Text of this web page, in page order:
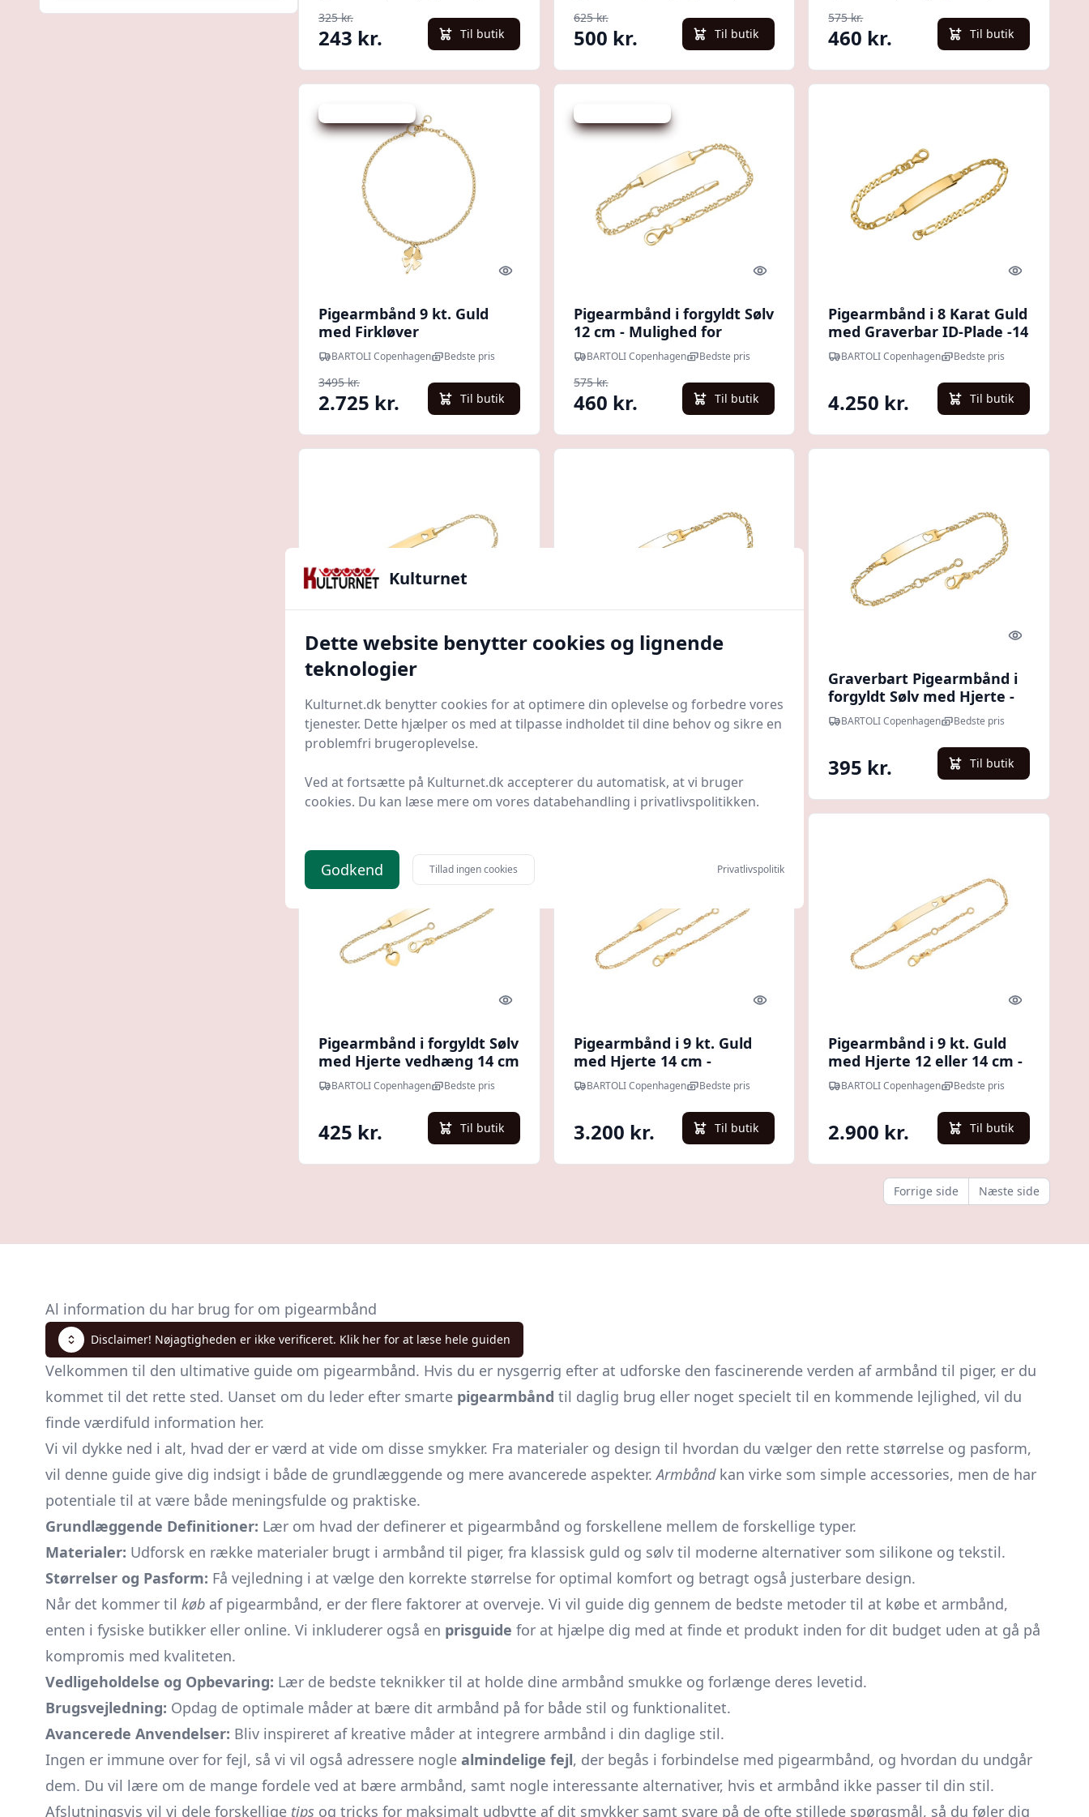
325 kr.
243 kr. Til butik
625 kr.
500 kr. Til butik
575 kr.
460 kr. Til butik
Quick look
Pigearmbånd 9 kt. Guld
med Firkløver
BARTOLI Copenhagen Bedste pris
3495 kr.
2.725 kr. Til butik
Quick look
Pigearmbånd i forgyldt Sølv
12 cm - Mulighed for
gravering
BARTOLI Copenhagen Bedste pris
575 kr.
460 kr. Til butik
Quick look
Pigearmbånd i 8 Karat Guld
med Graverbar ID-Plade -14
cmBARTOLI Copenhagen Bedste pris
4.250 kr. Til butik
Quick look
Pigearmbånd i forgyldt Sølv
med åbent Hjerte 12 cm -
Mulighed for gravering
BARTOLI Copenhagen Bedste pris
med Hjertet - 12 cm
BARTOLI Copenhagen Bedste pris
Quick look
Graverbart Pigearmbånd i
forgyldt Sølv med Hjerte -
12 eller 14 cm
BARTOLI Copenhagen Bedste pris
395 kr. Til butik
Quick look
Pigearmbånd i forgyldt Sølv
med Hjerte vedhæng 14 cm
- Mulighed for gravering
BARTOLI Copenhagen Bedste pris
425 kr. Til butik
Quick look
Pigearmbånd i 9 kt. Guld
med Hjerte 14 cm -
Mulighed for gravering
BARTOLI Copenhagen Bedste pris
3.200 kr. Til butik
Quick look
Pigearmbånd i 9 kt. Guld
med Hjerte 12 eller 14 cm -
Mulighed for gravering
BARTOLI Copenhagen Bedste pris
2.900 kr. Til butik
Forrige side Næste side
Al information du har brug for om pigearmbånd
Disclaimer! Nøjagtigheden er ikke verificeret. Klik her for at læse hele guiden
Velkommen til den ultimative guide om pigearmbånd. Hvis du er nysgerrig efter at udforske den fascinerende verden af armbånd til piger, er du
kommet til det rette sted. Uanset om du leder efter smarte pigearmbånd til daglig brug eller noget specielt til en kommende lejlighed, vil du
finde værdifuld information her.
Vi vil dykke ned i alt, hvad der er værd at vide om disse smykker. Fra materialer og design til hvordan du vælger den rette størrelse og pasform,
vil denne guide give dig indsigt i både de grundlæggende og mere avancerede aspekter.Armbåndkan virke som simple accessories, men de har
potentiale til at være både meningsfulde og praktiske.
Grundlæggende Definitioner: Lær om hvad der definerer et pigearmbånd og forskellene mellem de forskellige typer.
Materialer: Udforsk en række materialer brugt i armbånd til piger, fra klassisk guld og sølv til moderne alternativer som silikone og tekstil.
Størrelser og Pasform: Få vejledning i at vælge den korrekte størrelse for optimal komfort og betragt også justerbare design.
Når det kommer til køb af pigearmbånd, er der flere faktorer at overveje. Vi vil guide dig gennem de bedste metoder til at købe et armbånd,
enten i fysiske butikker eller online. Vi inkluderer også en prisguide for at hjælpe dig med at finde et produkt inden for dit budget uden at gå på
kompromis med kvaliteten.
Vedligeholdelse og Opbevaring: Lær de bedste teknikker til at holde dine armbånd smukke og forlænge deres levetid.
Brugsvejledning: Opdag de optimale måder at bære dit armbånd på for både stil og funktionalitet.
Avancerede Anvendelser: Bliv inspireret af kreative måder at integrere armbånd i din daglige stil.
Ingen er immune over for fejl, så vi vil også adressere nogle almindelige fejl, der begås i forbindelse med pigearmbånd, og hvordan du undgår
dem. Du vil lære om de mange fordele ved at bære armbånd, samt nogle interessante alternativer, hvis et armbånd ikke passer til din stil.
Afslutningsvis vil vi dele forskellige tips og tricks for maksimalt udbytte af dit smykker samt svare på de ofte stillede spørgsmål, så du føler dig
Kulturnet
Dette website benytter cookies og lignende
teknologier
Kulturnet.dk benytter cookies for at optimere din oplevelse og forbedre vores
tjenester. Dette hjælper os med at tilpasse indholdet til dine behov og sikre en
problemfri brugeroplevelse.
Ved at fortsætte på Kulturnet.dk accepterer du automatisk, at vi bruger
cookies. Du kan læse mere om vores databehandling i privatlivspolitikken.
Godkend Tillad ingen cookies Privatlivspolitik